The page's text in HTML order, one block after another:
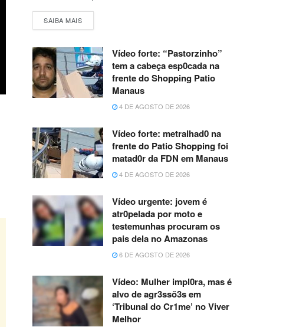
SAIBA MAIS
Vídeo forte: “Pastorzinho”
tem a cabeça esp0cada na
frente do Shopping Patio
Manaus
4 DE AGOSTO DE 2026
Vídeo forte: metralhad0 na
frente do Patio Shopping foi
matad0r da FDN em Manaus
4 DE AGOSTO DE 2026
Vídeo urgente: jovem é
atr0pelada por moto e
testemunhas procuram os
pais dela no Amazonas
6 DE AGOSTO DE 2026
Vídeo: Mulher impl0ra, mas é
alvo de agr3ssõ3s em
‘Tribunal do Cr1me’ no Viver
Melhor